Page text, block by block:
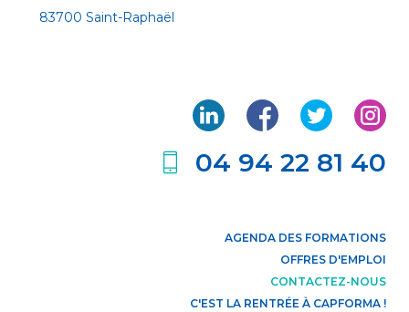
83700 Saint-Raphaël
04 94 22 81 40
AGENDA DES FORMATIONS
OFFRES D'EMPLOI
CONTACTEZ-NOUS
C'EST LA RENTRÉE À CAPFORMA !